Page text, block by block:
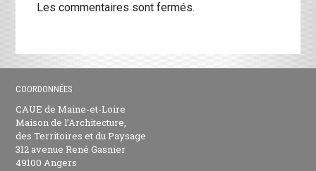
Les commentaires sont fermés.
COORDONNÉES
CAUE de Maine-et-Loire
Maison de l’Architecture,
des Territoires et du Paysage
312 avenue René Gasnier
49100 Angers